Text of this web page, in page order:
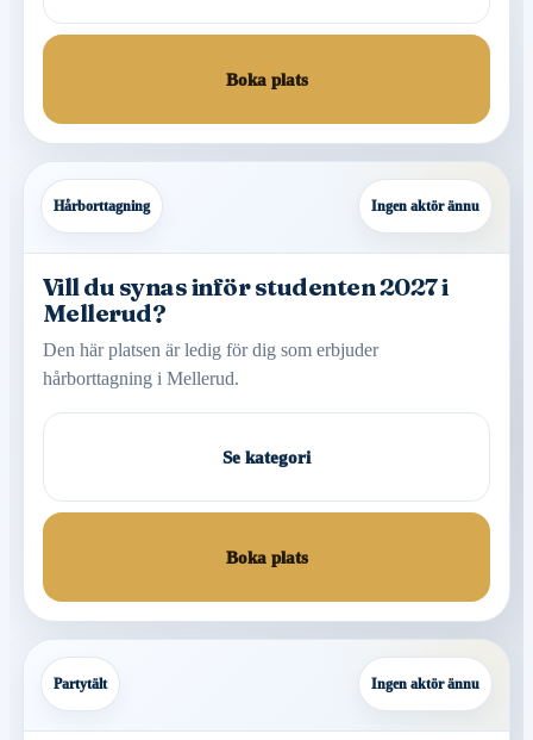
Boka plats
Hårborttagning Ingen aktör ännu
Vill du synas inför studenten 2027 i
Mellerud?
Den här platsen är ledig för dig som erbjuder
hårborttagning i Mellerud.
Se kategori
Boka plats
Partytält Ingen aktör ännu